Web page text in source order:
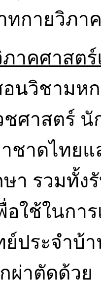
ทกายวิภา
าคศาสต
อนวิชาม
ศาสตร์ นั
ชาดไทย
รวมทั้งรั
อใช้ในกา
ประจำบ้
ผ่าตัดด้ว